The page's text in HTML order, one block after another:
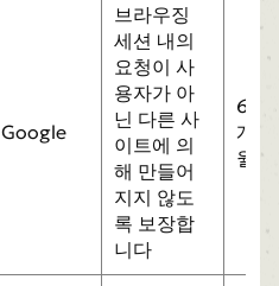
Google
브라우징
세션 내의
요청이 사
용자가 아
닌 다른 사
이트에 의
해 만들어
지지 않도
록 보장합
니다
6
개
월